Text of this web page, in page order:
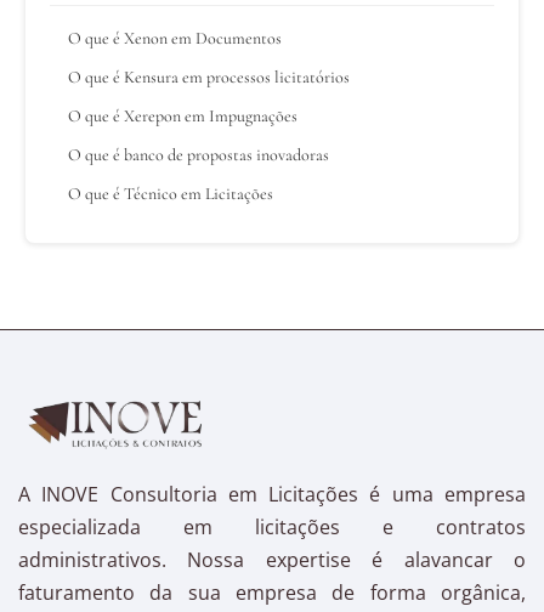
O que é Xenon em Documentos
O que é Kensura em processos licitatórios
O que é Xerepon em Impugnações
O que é banco de propostas inovadoras
O que é Técnico em Licitações
A INOVE Consultoria em Licitações é uma empresa
especializada em licitações e contratos
administrativos. Nossa expertise é alavancar o
faturamento da sua empresa de forma orgânica,